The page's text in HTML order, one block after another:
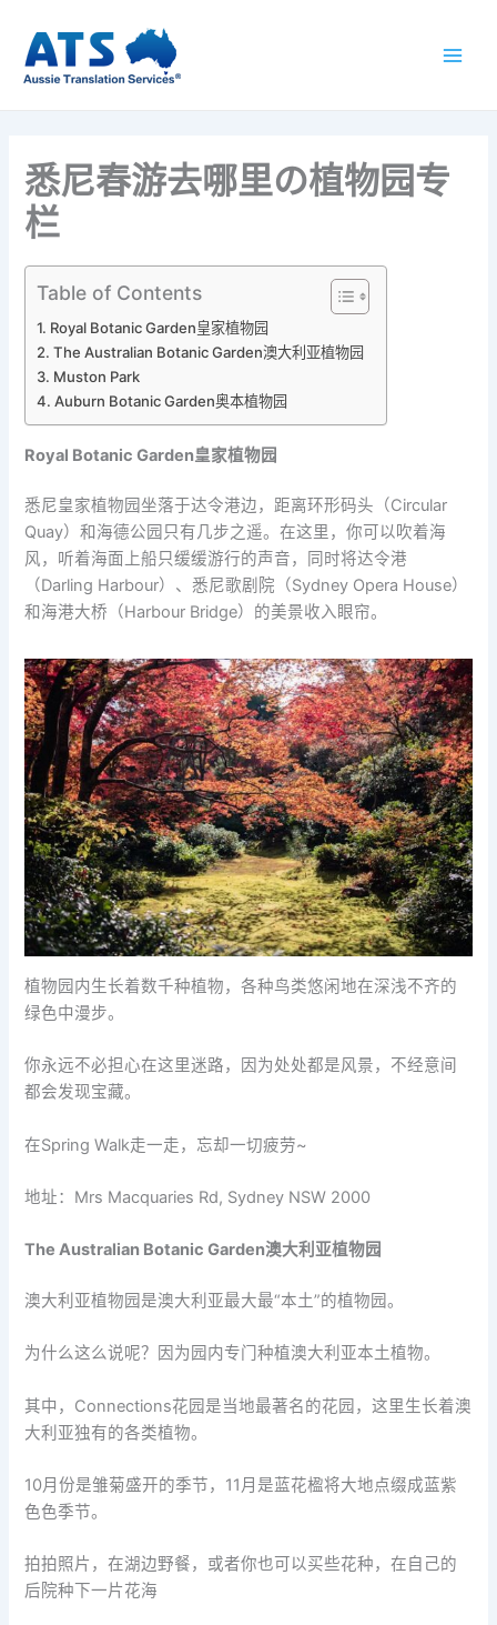
悉尼春游去哪里の植物园专
栏
Table of Contents
Royal Botanic Garden皇家植物园
The Australian Botanic Garden澳大利亚植物园
Muston Park
Auburn Botanic Garden奥本植物园
Royal Botanic Garden皇家植物园
悉尼皇家植物园坐落于达令港边，距离环形码头（Circular
Quay）和海德公园只有几步之遥。在这里，你可以吹着海
风，听着海面上船只缓缓游行的声音，同时将达令港
（Darling Harbour）、悉尼歌剧院（Sydney Opera House）
和海港大桥（Harbour Bridge）的美景收入眼帘。
植物园内生长着数千种植物，各种鸟类悠闲地在深浅不齐的
绿色中漫步。
你永远不必担心在这里迷路，因为处处都是风景，不经意间
都会发现宝藏。
在Spring Walk走一走，忘却一切疲劳~
地址：Mrs Macquaries Rd, Sydney NSW 2000
The Australian Botanic Garden澳大利亚植物园
澳大利亚植物园是澳大利亚最大最“本土”的植物园。
为什么这么说呢？因为园内专门种植澳大利亚本土植物。
其中，Connections花园是当地最著名的花园，这里生长着澳
大利亚独有的各类植物。
10月份是雏菊盛开的季节，11月是蓝花楹将大地点缀成蓝紫
色色季节。
拍拍照片，在湖边野餐，或者你也可以买些花种，在自己的
后院种下一片花海